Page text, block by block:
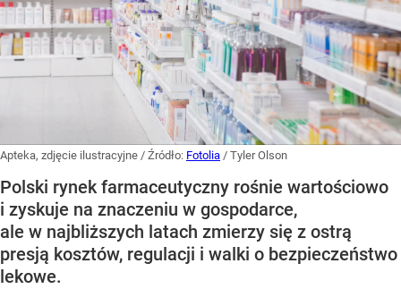
Apteka, zdjęcie ilustracyjne / Źródło: Fotolia / Tyler Olson
Polski rynek farmaceutyczny rośnie wartościowo
i zyskuje na znaczeniu w gospodarce,
ale w najbliższych latach zmierzy się z ostrą
presją kosztów, regulacji i walki o bezpieczeństwo
lekowe.